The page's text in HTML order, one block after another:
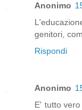
Anonimo
genitori,
Rispondi
Anonimo
E' tutto